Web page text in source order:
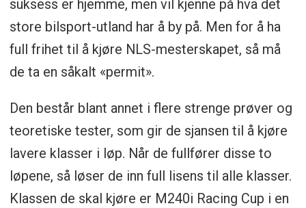
suksess er hjemme, men vil kjenne på hva det
store bilsport-utland har å by på. Men for å ha
full frihet til å kjøre NLS-mesterskapet, så må
de ta en såkalt «permit».
Den består blant annet i flere strenge prøver og
teoretiske tester, som gir de sjansen til å kjøre
lavere klasser i løp. Når de fullfører disse to
løpene, så løser de inn full lisens til alle klasser.
Klassen de skal kjøre er M240i Racing Cup i en